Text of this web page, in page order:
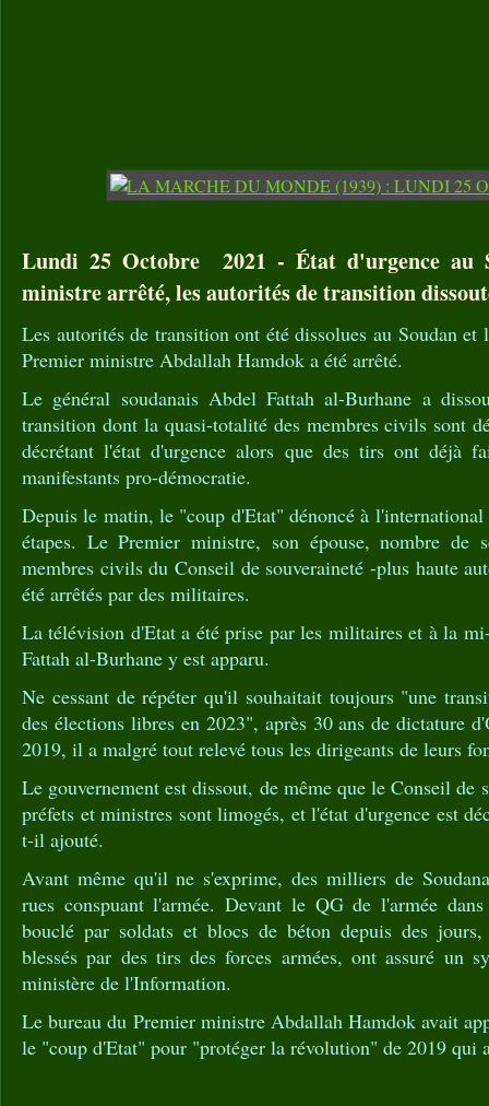
Lundi 25 Octobre 2021 - État d'urgence au
ministre arrêté, les autorités de transition
Les autorités de transition ont été dissolues au Soudan
Premier ministre Abdallah Hamdok a été arrêté.
Le général soudanais Abdel Fattah al-Burhane a
transition dont la quasi-totalité des membres civils sont
décrétant l'état d'urgence alors que des tirs ont déjà
manifestants pro-démocratie.
Depuis le matin, le "coup d'Etat" dénoncé à l'international
étapes. Le Premier ministre, son épouse, nombre de
membres civils du Conseil de souveraineté -plus haute
été arrêtés par des militaires.
La télévision d'Etat a été prise par les militaires et à la
Fattah al-Burhane y est apparu.
Ne cessant de répéter qu'il souhaitait toujours "une
des élections libres en 2023", après 30 ans de dictature
2019, il a malgré tout relevé tous les dirigeants de leurs
Le gouvernement est dissout, de même que le Conseil de
préfets et ministres sont limogés, et l'état d'urgence est
t-il ajouté.
Avant même qu'il ne s'exprime, des milliers de
rues conspuant l'armée. Devant le QG de l'armée
bouclé par soldats et blocs de béton depuis des
blessés par des tirs des forces armées, ont assuré un
ministère de l'Information.
Le bureau du Premier ministre Abdallah Hamdok avait
le "coup d'Etat" pour "protéger la révolution" de 2019 qui